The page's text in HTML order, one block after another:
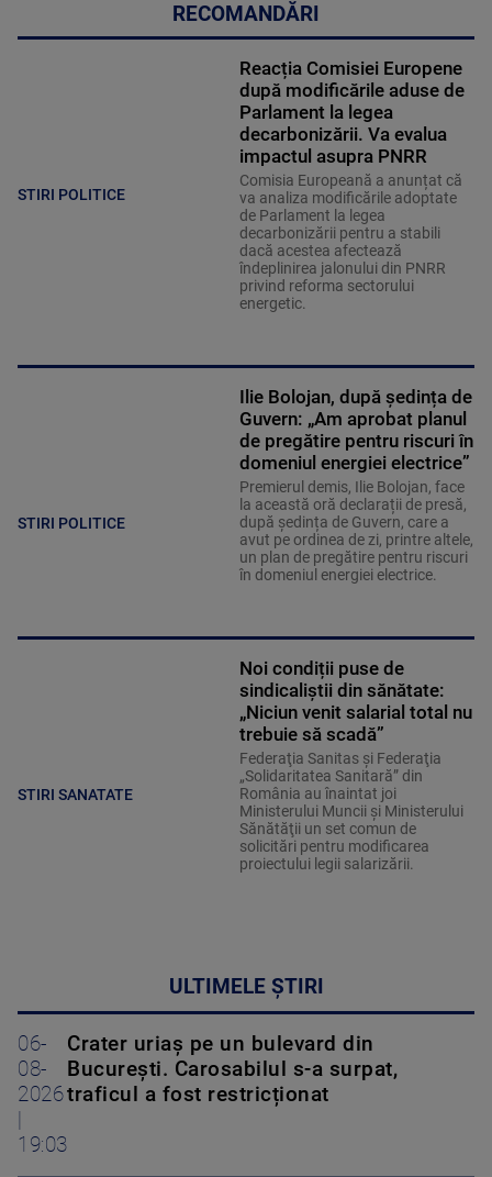
RECOMANDĂRI
STIRI POLITICE
Reacția Comisiei Europene
după modificările aduse de
Parlament la legea
decarbonizării. Va evalua
impactul asupra PNRR
Comisia Europeană a anunțat că
va analiza modificările adoptate
de Parlament la legea
decarbonizării pentru a stabili
dacă acestea afectează
îndeplinirea jalonului din PNRR
privind reforma sectorului
energetic.
STIRI POLITICE
Ilie Bolojan, după ședința de
Guvern: „Am aprobat planul
de pregătire pentru riscuri în
domeniul energiei electrice”
Premierul demis, Ilie Bolojan, face
la această oră declarații de presă,
după ședința de Guvern, care a
avut pe ordinea de zi, printre altele,
un plan de pregătire pentru riscuri
în domeniul energiei electrice.
STIRI SANATATE
Noi condiții puse de
sindicaliștii din sănătate:
„Niciun venit salarial total nu
trebuie să scadă”
Federaţia Sanitas şi Federaţia
„Solidaritatea Sanitară” din
România au înaintat joi
Ministerului Muncii şi Ministerului
Sănătăţii un set comun de
solicitări pentru modificarea
proiectului legii salarizării.
ULTIMELE ȘTIRI
06-
08-
2026
19:03
Crater uriaș pe un bulevard din
București. Carosabilul s-a surpat,
traficul a fost restricționat